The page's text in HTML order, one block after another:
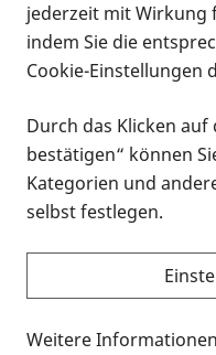
Infomaterial
Infomaterial
Vorlesen
Alle
Formaten an
Sie möchten wissen,
suchen und dieses
können? Schauen Sie
Thema Infomaterial
jederzeit mit
indem Sie die
Cookie-Einstellungen
Durch das Klicken auf
bestätigen“ können
Kategorien und
selbst festlegen.
Weitere